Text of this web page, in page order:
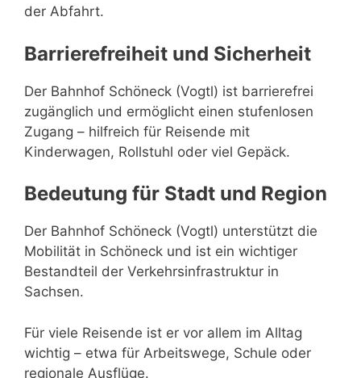
der Abfahrt.
Barrierefreiheit und Sicherheit
Der Bahnhof Schöneck (Vogtl) ist barrierefrei
zugänglich und ermöglicht einen stufenlosen
Zugang – hilfreich für Reisende mit
Kinderwagen, Rollstuhl oder viel Gepäck.
Bedeutung für Stadt und Region
Der Bahnhof Schöneck (Vogtl) unterstützt die
Mobilität in Schöneck und ist ein wichtiger
Bestandteil der Verkehrsinfrastruktur in
Sachsen.
Für viele Reisende ist er vor allem im Alltag
wichtig – etwa für Arbeitswege, Schule oder
regionale Ausflüge.